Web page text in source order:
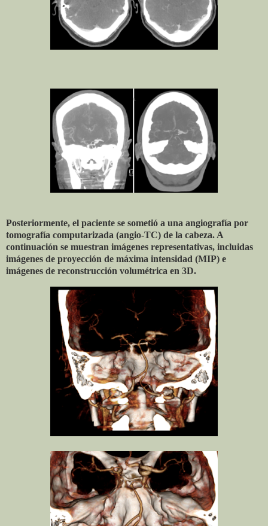
Posteriormente, el paciente se sometió a una angiografía por
tomografía computarizada (angio-TC) de la cabeza. A
continuación se muestran imágenes representativas, incluidas
imágenes de proyección de máxima intensidad (MIP) e
imágenes de reconstrucción volumétrica en 3D.